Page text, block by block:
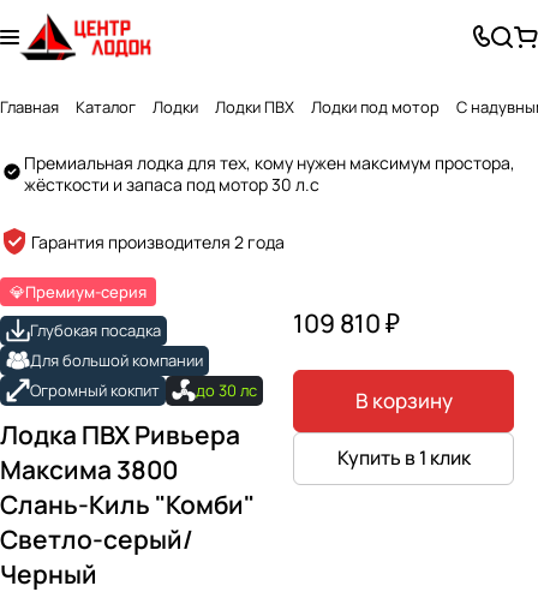
Главная Каталог Лодки Лодки ПВХ Лодки под мотор С
Created by GlyphGenius Studio
Премиальная лодка для тех, кому нужен максимум простора,
жёсткости и запаса под мотор 30 л.с
Гарантия производителя 2 года
💎Премиум-серия
Глубокая посадка
Для большой компании
Огромный кокпит
до 30 лс
Лодка ПВХ Ривьера
Максима 3800
Слань-Киль "Комби"
Светло-серый/
Черный
109 810 ₽
В корзину
Купить в 1 клик